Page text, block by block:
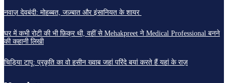
नवाज़ देवबंदी: मोहब्बत, जज़्बात और इंसानियत के शायर
घर में कभी रोटी की भी फ़िक्र थी, वहीं से Mehakpreet ने Medical Professional बनने
की कहानी लिखी
चिड़िया टापू: प्रकृति का वो हसीन ख्वाब जहां परिंदे बयां करते हैं यहां के राज़